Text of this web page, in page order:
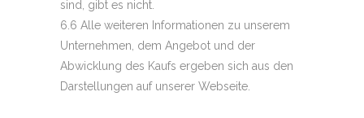
sind, gibt es nicht.
6.6 Alle weiteren Informationen zu unserem
Unternehmen, dem Angebot und der
Abwicklung des Kaufs ergeben sich aus den
Darstellungen auf unserer Webseite.